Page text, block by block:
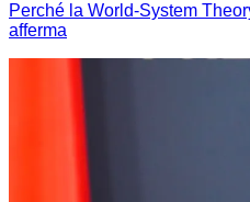
Perché la World-System
afferma